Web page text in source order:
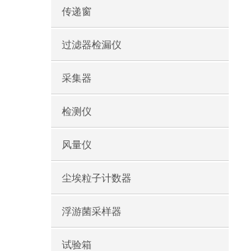
传递窗
过滤器检漏仪
采集器
检测仪
风量仪
尘埃粒子计数器
浮游菌采样器
试验箱